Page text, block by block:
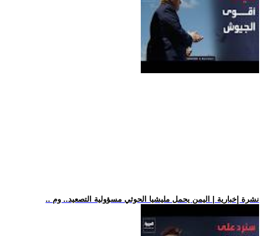
.. نشرة إخبارية | اليمن يحمل مليشيا الحوثي مسؤولية التصعيد.. وم